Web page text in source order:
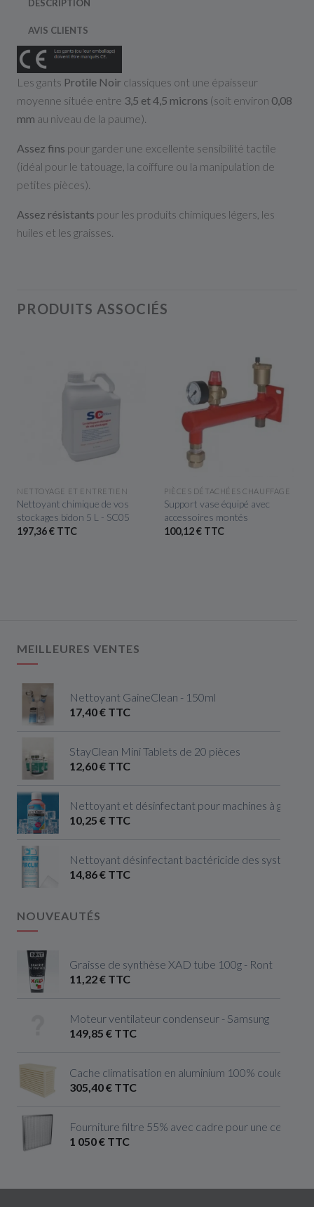
DESCRIPTION
AVIS CLIENTS
Les gants Protile Noir classiques ont une épaisseur
moyenne située entre 3,5 et 4,5 microns (soit environ 0,08
mm au niveau de la paume).
Assez fins pour garder une excellente sensibilité tactile
(idéal pour le tatouage, la coiffure ou la manipulation de
petites pièces).
Assez résistants pour les produits chimiques légers, les
huiles et les graisses.
PRODUITS ASSOCIÉS
APERÇU RAPIDE
NETTOYAGE ET ENTRETIEN
Nettoyant chimique de vos
stockages bidon 5 L - SC05
197,36 € TTC
APERÇU RAPIDE
PIÈCES DÉTACHÉES CHAUFFAGE
Support vase équipé avec
accessoires montés
100,12 € TTC
MEILLEURES VENTES
Nettoyant GaineClean - 150ml
17,40 € TTC
StayClean Mini Tablets de 20 pièces
12,60 € TTC
Nettoyant et désinfectant pour machines à
10,25 € TTC
Nettoyant désinfectant bactéricide des systèmes
14,86 € TTC
NOUVEAUTÉS
Graisse de synthèse XAD tube 100g - Ront
11,22 € TTC
Moteur ventilateur condenseur - Samsung
149,85 € TTC
Cache climatisation en aluminium 100% couleur
305,40 € TTC
Fourniture filtre 55% avec cadre pour une
1 050 € TTC